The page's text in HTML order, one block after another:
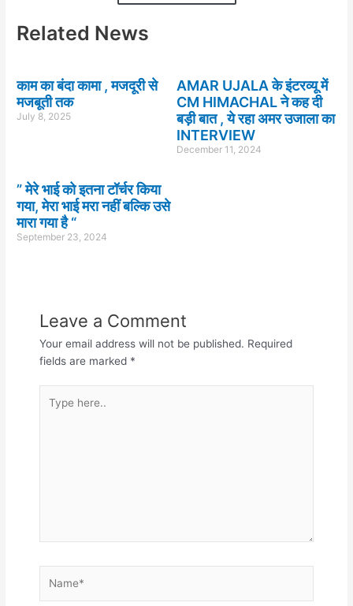
Related News
काम का बंदा कामा , मजदूरी से
मजबूती तक
July 8, 2025
AMAR UJALA के इंटरव्यू में
CM HIMACHAL ने कह दी
बड़ी बात , ये रहा अमर उजाला का
INTERVIEW
December 11, 2024
” मेरे भाई को इतना टॉर्चर किया
गया, मेरा भाई मरा नहीं बल्कि उसे
मारा गया है “
September 23, 2024
Leave a Comment
Your email address will not be published. Required
fields are marked *
here..